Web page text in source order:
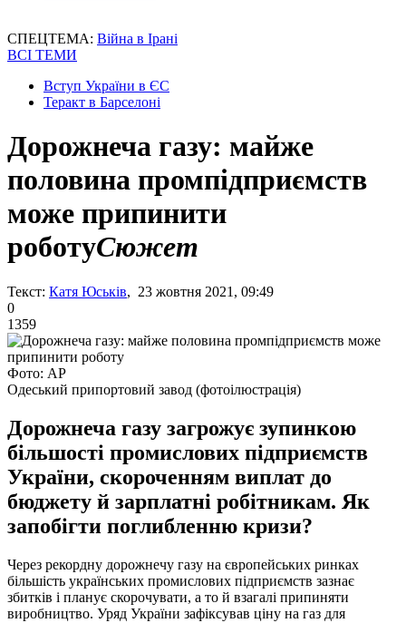
СПЕЦТЕМА: Війна в Ірані
ВСІ ТЕМИ
Вступ України в ЄС
Теракт в Барселоні
Дорожнеча газу: майже
половина промпідприємств
може припинити
роботуСюжет
Текст: Катя Юськів, 23 жовтня 2021, 09:49
0
1359
Фото: АР
Одеський припортовий завод (фотоілюстрація)
Дорожнеча газу загрожує зупинкою
більшості промислових підприємств
України, скороченням виплат до
бюджету й зарплатні робітникам. Як
запобігти поглибленню кризи?
Через рекордну дорожнечу газу на європейських ринках
більшість українських промислових підприємств зазнає
збитків і планує скорочувати, а то й взагалі припиняти
виробництво. Уряд України зафіксував ціну на газ для